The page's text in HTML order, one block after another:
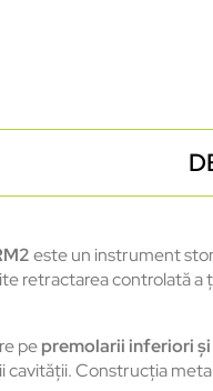
este un instrument
retractarea controlată a
pepremolarii inferiori
cavității. Construcția